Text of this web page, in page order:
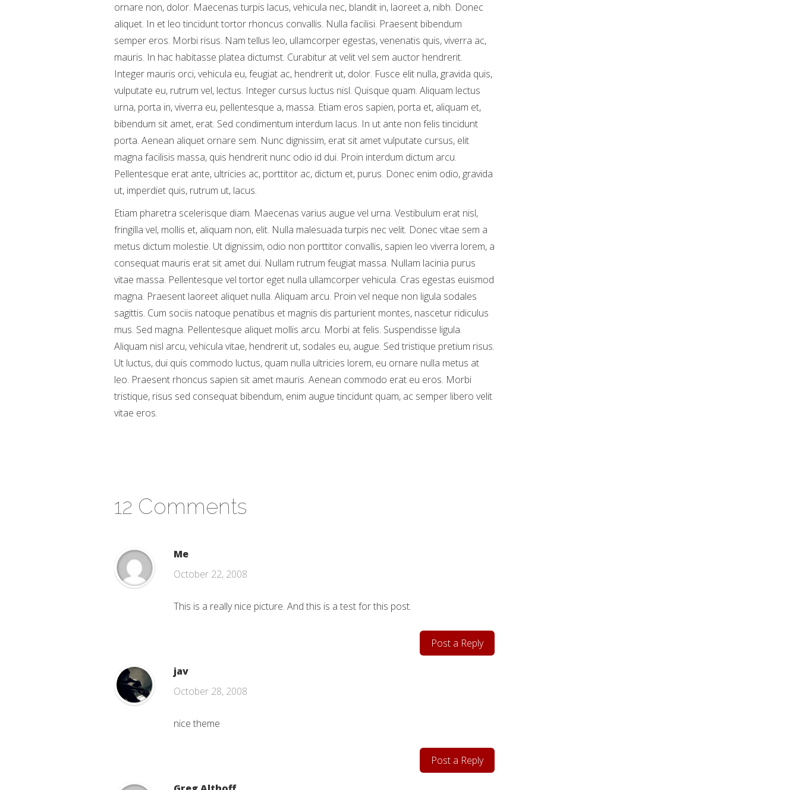
ornare non, dolor. Maecenas turpis lacus, vehicula nec, blandit in, laoreet a, nibh. Donec
aliquet. In et leo tincidunt tortor rhoncus convallis. Nulla facilisi. Praesent bibendum
semper eros. Morbi risus. Nam tellus leo, ullamcorper egestas, venenatis quis, viverra ac,
mauris. In hac habitasse platea dictumst. Curabitur at velit vel sem auctor hendrerit.
Integer mauris orci, vehicula eu, feugiat ac, hendrerit ut, dolor. Fusce elit nulla, gravida quis,
vulputate eu, rutrum vel, lectus. Integer cursus luctus nisl. Quisque quam. Aliquam lectus
urna, porta in, viverra eu, pellentesque a, massa. Etiam eros sapien, porta et, aliquam et,
bibendum sit amet, erat. Sed condimentum interdum lacus. In ut ante non felis tincidunt
porta. Aenean aliquet ornare sem. Nunc dignissim, erat sit amet vulputate cursus, elit
magna facilisis massa, quis hendrerit nunc odio id dui. Proin interdum dictum arcu.
Pellentesque erat ante, ultricies ac, porttitor ac, dictum et, purus. Donec enim odio, gravida
ut, imperdiet quis, rutrum ut, lacus.
Etiam pharetra scelerisque diam. Maecenas varius augue vel urna. Vestibulum erat nisl,
fringilla vel, mollis et, aliquam non, elit. Nulla malesuada turpis nec velit. Donec vitae sem a
metus dictum molestie. Ut dignissim, odio non porttitor convallis, sapien leo viverra lorem, a
consequat mauris erat sit amet dui. Nullam rutrum feugiat massa. Nullam lacinia purus
vitae massa. Pellentesque vel tortor eget nulla ullamcorper vehicula. Cras egestas euismod
magna. Praesent laoreet aliquet nulla. Aliquam arcu. Proin vel neque non ligula sodales
sagittis. Cum sociis natoque penatibus et magnis dis parturient montes, nascetur ridiculus
mus. Sed magna. Pellentesque aliquet mollis arcu. Morbi at felis. Suspendisse ligula.
Aliquam nisl arcu, vehicula vitae, hendrerit ut, sodales eu, augue. Sed tristique pretium risus.
Ut luctus, dui quis commodo luctus, quam nulla ultricies lorem, eu ornare nulla metus at
leo. Praesent rhoncus sapien sit amet mauris. Aenean commodo erat eu eros. Morbi
tristique, risus sed consequat bibendum, enim augue tincidunt quam, ac semper libero velit
vitae eros.
12 Comments
Me
October 22, 2008
This is a really nice picture. And this is a test for this post.
Post a Reply
jav
October 28, 2008
nice theme
Post a Reply